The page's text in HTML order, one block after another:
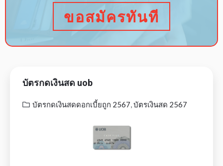
ขอสมัครทันที
บัตรกดเงินสด uob
บัตรกดเงินสดดอกเบี้ยถูก 2567 บัตรเงินสด 2567